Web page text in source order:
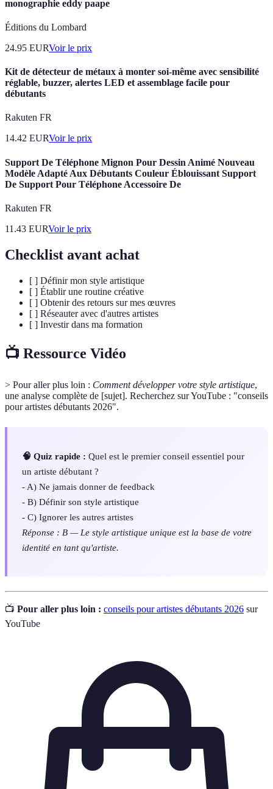
monographie eddy paape
Éditions du Lombard
24.95 EURVoir le prix
Kit de détecteur de métaux à monter soi-même avec sensibilité
réglable, buzzer, alertes LED et assemblage facile pour
débutants
Rakuten FR
14.42 EURVoir le prix
Support De Téléphone Mignon Pour Dessin Animé Nouveau
Modèle Adapté Aux Débutants Couleur Éblouissant Support
De Support Pour Téléphone Accessoire De
Rakuten FR
11.43 EURVoir le prix
Checklist avant achat
[ ] Définir mon style artistique
[ ] Établir une routine créative
[ ] Obtenir des retours sur mes œuvres
[ ] Réseauter avec d'autres artistes
[ ] Investir dans ma formation
📺 Ressource Vidéo
> Pour aller plus loin : Comment développer votre style artistique,
une analyse complète de [sujet]. Recherchez sur YouTube : "conseils
pour artistes débutants 2026".
🧠 Quiz rapide : Quel est le premier conseil essentiel pour
un artiste débutant ?
- A) Ne jamais donner de feedback
- B) Définir son style artistique
- C) Ignorer les autres artistes
Réponse : B — Le style artistique unique est la base de votre
identité en tant qu'artiste.
📺 Pour aller plus loin : conseils pour artistes débutants 2026 sur
YouTube